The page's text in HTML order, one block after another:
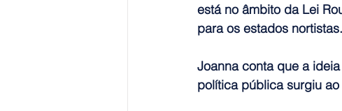
está no âmbito da Lei
para os estados nortistas.
Joanna conta que a
política pública surgiu